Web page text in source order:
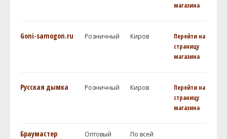
магазина
Goni-samogon.ru Розничный Киров
Перейти на
страницу
магазина
Русская дымка Розничный Киров
Перейти на
страницу
магазина
Браумастер Оптовый
По всей